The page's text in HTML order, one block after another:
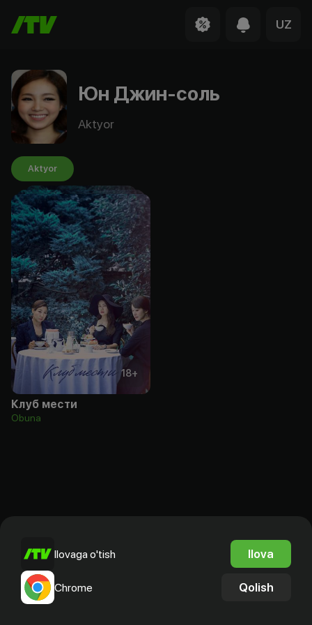
UZ
Юн Джин-соль
Aktyor
Aktyor
18+
Клуб мести
Obuna
Ilovaga o'tish Ilova
Chrome Qolish